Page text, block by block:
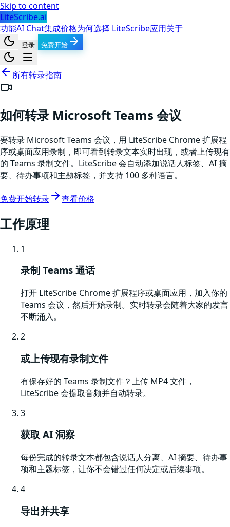
Skip to content
LiteScribe.ai
功能AI Chat集成价格为何选择 LiteScribe应用关于
登录 免费开始
所有转录指南
如何转录 Microsoft Teams 会议
要转录 Microsoft Teams 会议，用 LiteScribe Chrome 扩展程
序或桌面应用录制，即可看到转录文本实时出现，或者上传现有
的 Teams 录制文件。LiteScribe 会自动添加说话人标签、AI 摘
要、待办事项和主题标签，并支持 100 多种语言。
免费开始转录 查看价格
工作原理
1
录制 Teams 通话
打开 LiteScribe Chrome 扩展程序或桌面应用，加入你的
Teams 会议，然后开始录制。实时转录会随着大家的发言
不断涌入。
2
或上传现有录制文件
有保存好的 Teams 录制文件？上传 MP4 文件，
LiteScribe 会提取音频并自动转录。
3
获取 AI 洞察
每份完成的转录文本都包含说话人分离、AI 摘要、待办事
项和主题标签，让你不会错过任何决定或后续事项。
4
导出并共享